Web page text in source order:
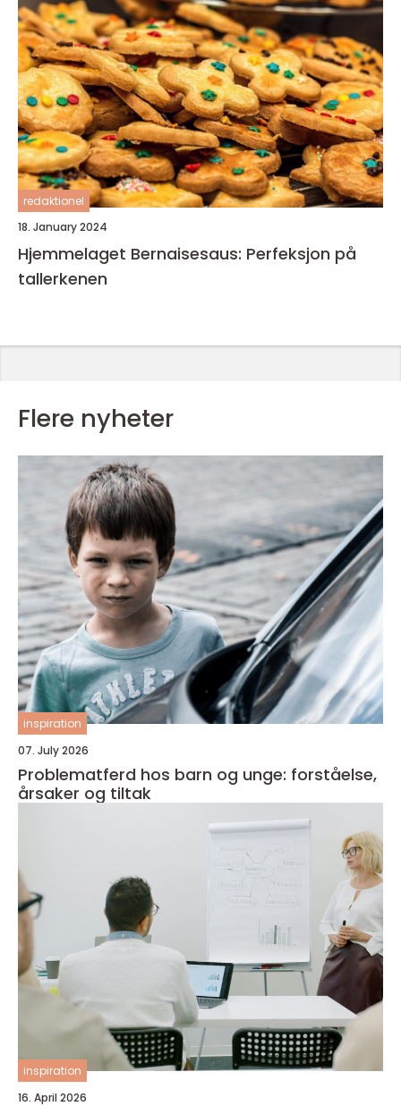
redaktionel
18. January 2024
Hjemmelaget Bernaisesaus: Perfeksjon på
tallerkenen
Flere nyheter
inspiration
07. July 2026
Problematferd hos barn og unge: forståelse,
årsaker og tiltak
inspiration
16. April 2026